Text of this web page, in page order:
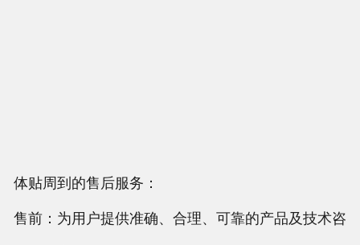
体贴周到的售后服务：
售前：为用户提供准确、合理、可靠的产品及技术咨